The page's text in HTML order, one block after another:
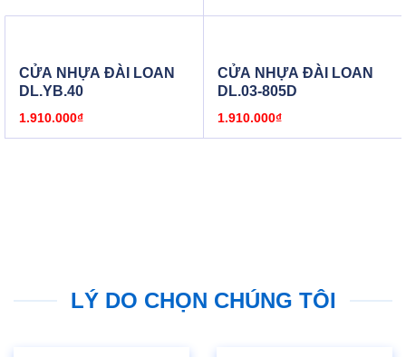
được tư vấn và có giá tốt nhất
CỬA NHỰA ĐÀI LOAN
DL.YB.40
1.910.000₫
CỬA NHỰA ĐÀI LOAN
DL.03-805D
1.910.000₫
LÝ DO CHỌN CHÚNG TÔI